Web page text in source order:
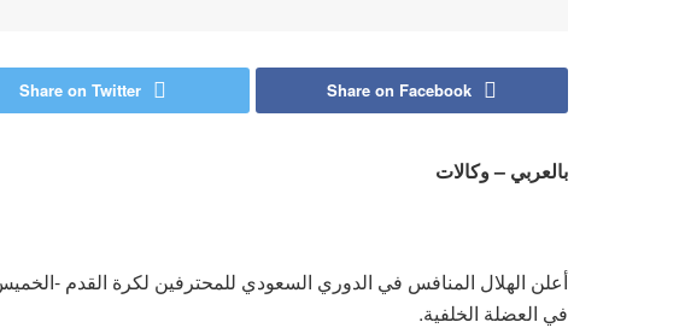
Share on Facebook
Share on Twitter
بالعربي – وكالات
أعلن الهلال المنافس في الدوري السعودي للمحترفين لكرة القدم -
في العضلة الخلفية.